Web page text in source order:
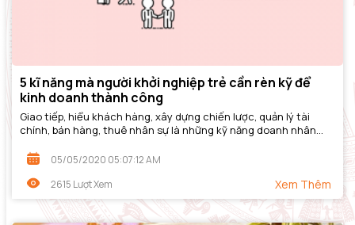
5 kĩ năng mà người khởi nghiệp trẻ cần rèn kỹ để
kinh doanh thành công
Giao tiếp, hiểu khách hàng, xây dựng chiến lược, quản lý tài
chính, bán hàng, thuê nhân sự là những kỹ năng doanh nhân
05/05/2020 05:07:12 AM
2615 Lượt Xem
Xem Thêm